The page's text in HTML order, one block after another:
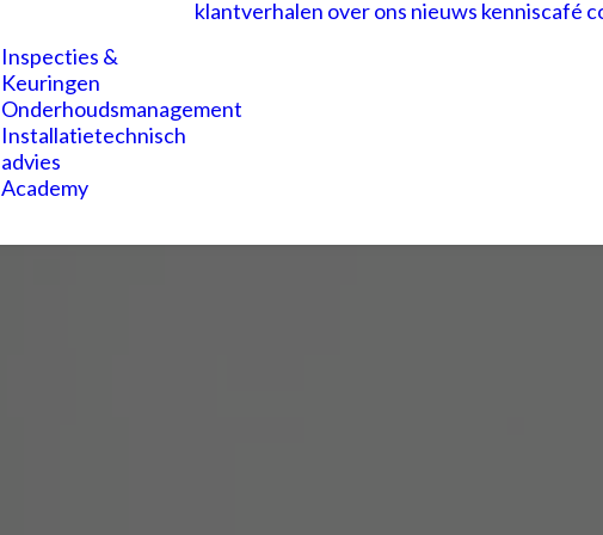
Inspecties &
Keuringen
Onderhoudsmanagement
Installatietechnisch
advies
Academy
klantverhalen over ons nieuws kenniscafé